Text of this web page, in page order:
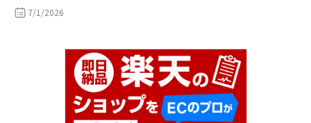
7/1/2026